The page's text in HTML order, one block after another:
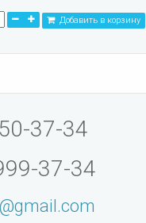
Добавить в корзину
37-34
37-34